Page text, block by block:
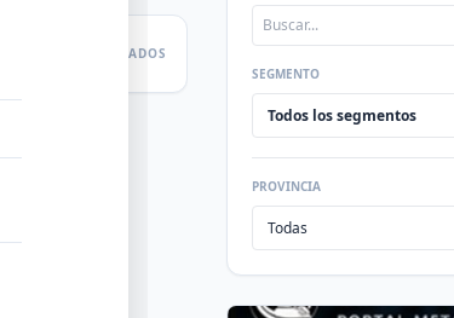
RESULTADOS
SEGMENTO
PROVINCIA